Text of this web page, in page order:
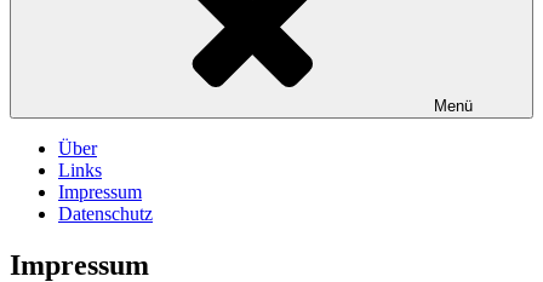
Menü
Über
Links
Impressum
Datenschutz
Impressum